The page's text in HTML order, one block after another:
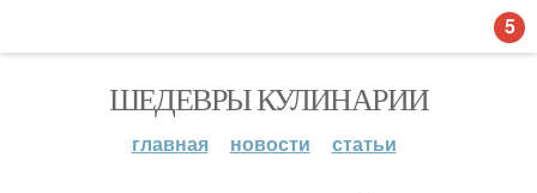
ШЕДЕВРЫ КУЛИНАРИИ
главная новости статьи
5